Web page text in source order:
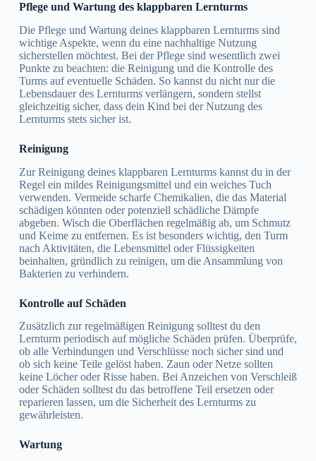
Pflege und Wartung des klappbaren Lernturms
Die Pflege und Wartung deines klappbaren Lernturms sind
wichtige Aspekte, wenn du eine nachhaltige Nutzung
sicherstellen möchtest. Bei der Pflege sind wesentlich zwei
Punkte zu beachten: die Reinigung und die Kontrolle des
Turms auf eventuelle Schäden. So kannst du nicht nur die
Lebensdauer des Lernturms verlängern, sondern stellst
gleichzeitig sicher, dass dein Kind bei der Nutzung des
Lernturms stets sicher ist.
Reinigung
Zur Reinigung deines klappbaren Lernturms kannst du in der
Regel ein mildes Reinigungsmittel und ein weiches Tuch
verwenden. Vermeide scharfe Chemikalien, die das Material
schädigen könnten oder potenziell schädliche Dämpfe
abgeben. Wisch die Oberflächen regelmäßig ab, um Schmutz
und Keime zu entfernen. Es ist besonders wichtig, den Turm
nach Aktivitäten, die Lebensmittel oder Flüssigkeiten
beinhalten, gründlich zu reinigen, um die Ansammlung von
Bakterien zu verhindern.
Kontrolle auf Schäden
Zusätzlich zur regelmäßigen Reinigung solltest du den
Lernturm periodisch auf mögliche Schäden prüfen. Überprüfe,
ob alle Verbindungen und Verschlüsse noch sicher sind und
ob sich keine Teile gelöst haben. Zaun oder Netze sollten
keine Löcher oder Risse haben. Bei Anzeichen von Verschleiß
oder Schäden solltest du das betroffene Teil ersetzen oder
reparieren lassen, um die Sicherheit des Lernturms zu
gewährleisten.
Wartung